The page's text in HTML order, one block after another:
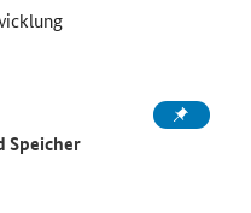
Speicher